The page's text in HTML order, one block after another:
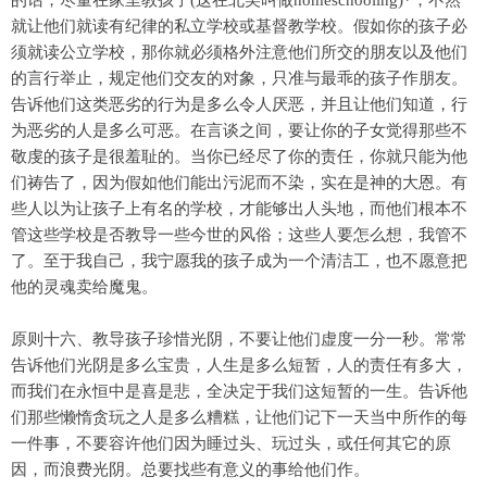
就让他们就读有纪律的私立学校或基督教学校。假如你的孩子必
须就读公立学校，那你就必须格外注意他们所交的朋友以及他们
的言行举止，规定他们交友的对象，只准与最乖的孩子作朋友。
告诉他们这类恶劣的行为是多么令人厌恶，并且让他们知道，行
为恶劣的人是多么可恶。在言谈之间，要让你的子女觉得那些不
敬虔的孩子是很羞耻的。当你已经尽了你的责任，你就只能为他
们祷告了，因为假如他们能出污泥而不染，实在是神的大恩。有
些人以为让孩子上有名的学校，才能够出人头地，而他们根本不
管这些学校是否教导一些今世的风俗；这些人要怎么想，我管不
了。至于我自己，我宁愿我的孩子成为一个清洁工，也不愿意把
他的灵魂卖给魔鬼。
原则十六、教导孩子珍惜光阴，不要让他们虚度一分一秒。常常
告诉他们光阴是多么宝贵，人生是多么短暂，人的责任有多大，
而我们在永恒中是喜是悲，全决定于我们这短暂的一生。告诉他
们那些懒惰贪玩之人是多么糟糕，让他们记下一天当中所作的每
一件事，不要容许他们因为睡过头、玩过头，或任何其它的原
因，而浪费光阴。总要找些有意义的事给他们作。